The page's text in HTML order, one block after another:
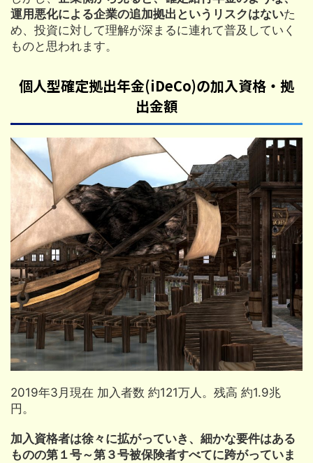
運用悪化による企業の追加拠出というリスクはないた
め、投資に対して理解が深まるに連れて普及していく
ものと思われます。
個人型確定拠出年金(iDeCo)の加入資格・拠
出金額
2019年3月現在 加入者数 約121万人。残高 約1.9兆
円。
加入資格者は徐々に拡がっていき、細かな要件はある
ものの第１号～第３号被保険者すべてに跨がっていま